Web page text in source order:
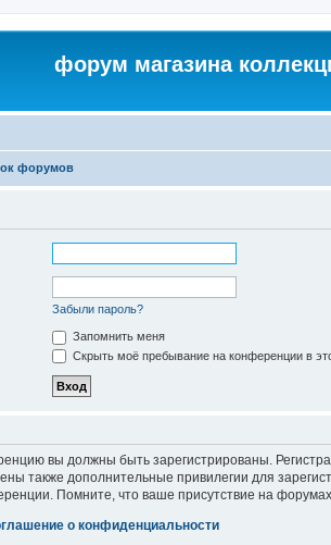
форум магазина
форумов
Забыли пароль?
Запомнить меня
Скрыть моё пребывание на конференции в
вы должны быть зарегистрированы.
также дополнительные привилегии для
Помните, что ваше присутствие на форумах
о конфиденциальности